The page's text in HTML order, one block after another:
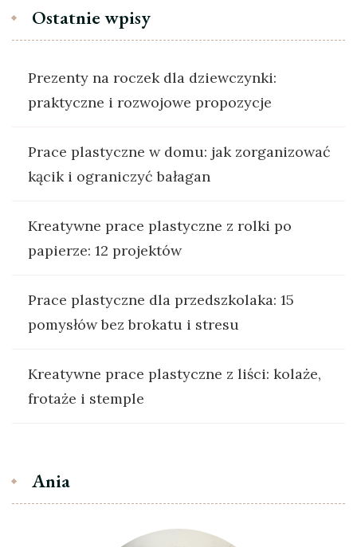
Ostatnie wpisy
Prezenty na roczek dla dziewczynki:
praktyczne i rozwojowe propozycje
Prace plastyczne w domu: jak zorganizować
kącik i ograniczyć bałagan
Kreatywne prace plastyczne z rolki po
papierze: 12 projektów
Prace plastyczne dla przedszkolaka: 15
pomysłów bez brokatu i stresu
Kreatywne prace plastyczne z liści: kolaże,
frotaże i stemple
Ania